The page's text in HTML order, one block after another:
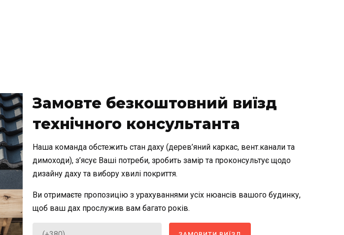
Замовте безкоштовний виїзд
технічного консультанта
Наша команда обстежить стан даху (дерев’яний каркас, вент.канали та
димоходи), з’ясує Ваші потреби, зробить замір та проконсультує щодо
дизайну даху та вибору хвилі покриття.
Ви отримаєте пропозицію з урахуваннями усіх нюансів вашого будинку,
щоб ваш дах прослужив вам багато років.